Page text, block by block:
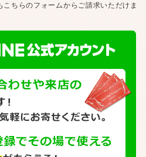
ちらのフォームからご請求いただけま